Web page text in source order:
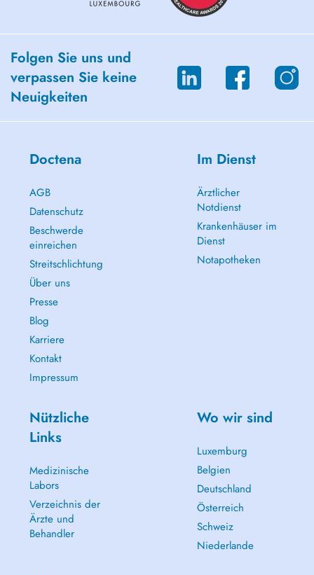
Folgen Sie uns und
verpassen Sie keine
Neuigkeiten
Doctena
AGB
Datenschutz
Beschwerde
einreichen
Streitschlichtung
Über uns
Presse
Blog
Karriere
Kontakt
Impressum
Im Dienst
Ärztlicher
Notdienst
Krankenhäuser im
Dienst
Notapotheken
Nützliche
Links
Medizinische
Labors
Verzeichnis der
Ärzte und
Behandler
Wo wir sind
Luxemburg
Belgien
Deutschland
Österreich
Schweiz
Niederlande